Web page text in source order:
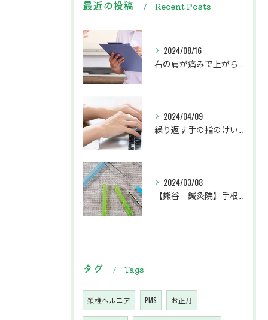
最近の投稿 Recent Posts
2024/08/16
2024/04/09
2024/03/08
タグ Tags
頚椎ヘルニア PMS お正月